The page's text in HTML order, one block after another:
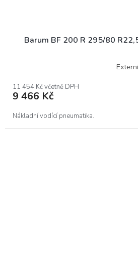
Barum BF 200 R 295/80
11 454 Kč včetně DPH
9 466 Kč
Nákladní vodící pneumatika.